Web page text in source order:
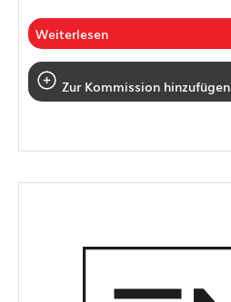
Weiterlesen
Zur Kommission hinzufügen